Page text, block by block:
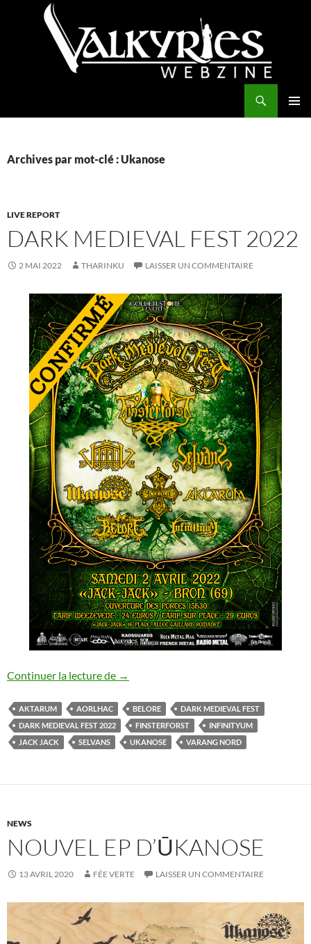
Archives par mot-clé : Ukanose
LIVE REPORT
DARK MEDIEVAL FEST 2022
2 MAI 2022 THARINKU LAISSER UN COMMENTAIRE
Continuer la lecture de Dark Medieval Fest 2022
→
AKTARUM AORLHAC BELORE
DARK MEDIEVAL FEST
DARK MEDIEVAL FEST 2022
FINSTERFORST
INFINITYUM
JACK JACK
SELVANS UKANOSE VARANG NORD
NEWS
NOUVEL EP D’ŪKANOSE
13 AVRIL 2020 FÉE VERTE LAISSER UN COMMENTAIRE